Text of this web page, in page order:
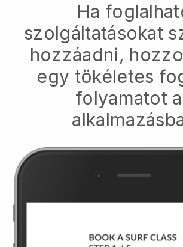
Ha
szolgáltatásokat
hozzáadni,
egy tökéletes
folyamatot